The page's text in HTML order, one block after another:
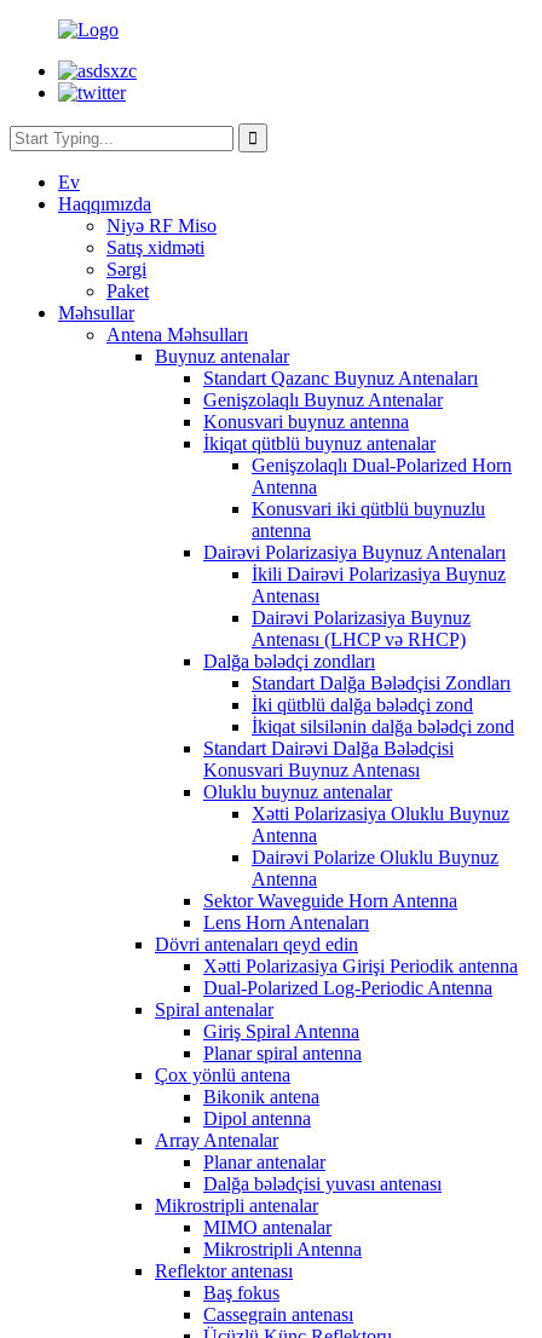
Ev
Haqqımızda
Niyə RF Miso
Satış xidməti
Sərgi
Paket
Məhsullar
Antena Məhsulları
Buynuz antenalar
Standart Qazanc Buynuz Antenaları
Genişzolaqlı Buynuz Antenalar
Konusvari buynuz antenna
İkiqat qütblü buynuz antenalar
Genişzolaqlı Dual-Polarized Horn
Antenna
Konusvari iki qütblü buynuzlu
antenna
Dairəvi Polarizasiya Buynuz Antenaları
İkili Dairəvi Polarizasiya Buynuz
Antenası
Dairəvi Polarizasiya Buynuz
Antenası (LHCP və RHCP)
Dalğa bələdçi zondları
Standart Dalğa Bələdçisi Zondları
İki qütblü dalğa bələdçi zond
İkiqat silsilənin dalğa bələdçi zond
Standart Dairəvi Dalğa Bələdçisi
Konusvari Buynuz Antenası
Oluklu buynuz antenalar
Xətti Polarizasiya Oluklu Buynuz
Antenna
Dairəvi Polarize Oluklu Buynuz
Antenna
Sektor Waveguide Horn Antenna
Lens Horn Antenaları
Dövri antenaları qeyd edin
Xətti Polarizasiya Girişi Periodik antenna
Dual-Polarized Log-Periodic Antenna
Spiral antenalar
Giriş Spiral Antenna
Planar spiral antenna
Çox yönlü antena
Bikonik antena
Dipol antenna
Array Antenalar
Planar antenalar
Dalğa bələdçisi yuvası antenası
Mikrostripli antenalar
MIMO antenalar
Mikrostripli Antenna
Reflektor antenası
Baş fokus
Cassegrain antenası